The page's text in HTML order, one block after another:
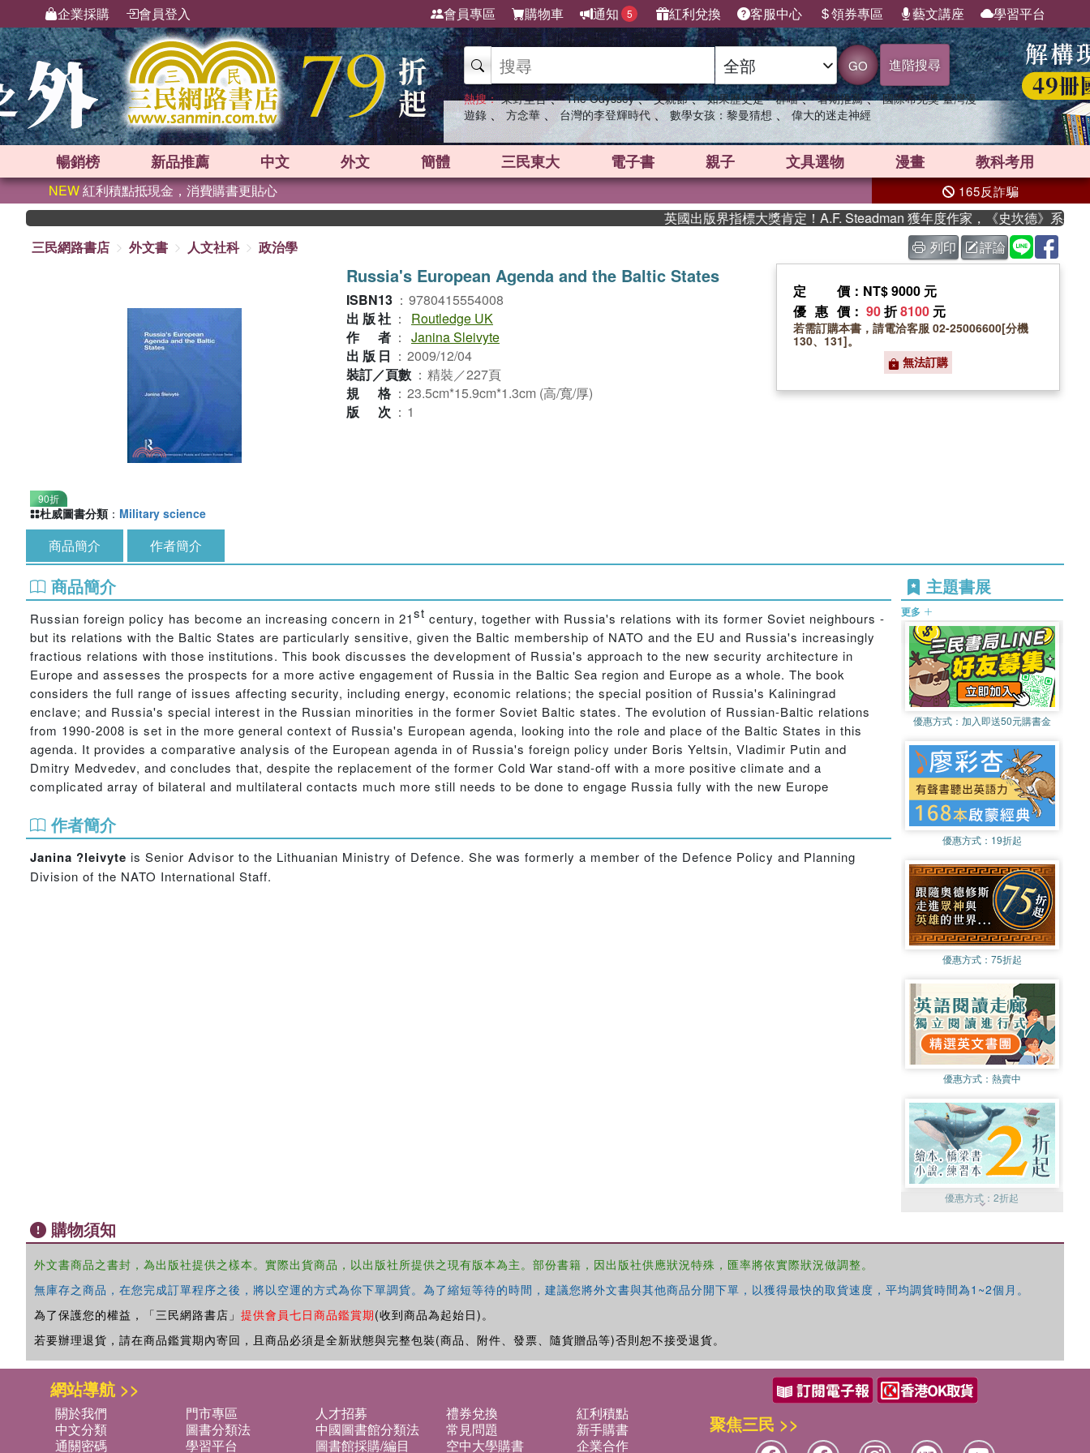
企業採購 會員登入 會員專區 購物車 通知 5 紅利兌換 客服中心 領券專區 藝文講座 學習平台
GO 進階搜尋
熱搜： 東野圭吾 、 The Odyssey 、 父親節 、 如果歷史是一群喵 、 暑期推薦 、 國際布克獎 臺灣漫
遊錄 、 方念華 、 台灣的李登輝時代 、 數學女孩：黎曼猜想 、 偉大的迷走神經
暢銷榜 新品推薦 中文 外文 簡體 三民東大 電子書 親子 文具選物 漫畫 教科考用
NEW紅利積點抵現金，消費購書更貼心 165反詐騙
英國出版界指標大獎肯定！A.F. Steadman 獲年度作家，《史坎德》系列帶你踏
三民網路書店
外文書 人文社科 政治學 列印 評論
90折
Russia's European Agenda and the Baltic States
ISBN13 ： 9780415554008
出版社 ：
Routledge UK
作者 ： Janina Sleivyte
出版日 ： 2009/12/04
裝訂／頁數 ： 精裝／227頁
規格 ： 23.5cm*15.9cm*1.3cm (高/寬/厚)
版次 ： 1
定價 ：NT$ 9000 元
優惠價 ： 90折8100 元
若需訂購本書，請電洽客服 02-25006600[分機
130、131]。
無法訂購
杜威圖書分類 ： Military science
商品簡介 作者簡介
商品簡介
Russian foreign policy has become an increasing concern in 21st century, together with Russia's relations with its former Soviet neighbours -
but its relations with the Baltic States are particularly sensitive, given the Baltic membership of NATO and the EU and Russia's increasingly
fractious relations with those institutions. This book discusses the development of Russia's approach to the new security architecture in
Europe and assesses the prospects for a more active engagement of Russia in the Baltic Sea region and Europe as a whole. The book
considers the full range of issues affecting security, including energy, economic relations; the special position of Russia's Kaliningrad
enclave; and Russia's special interest in the Russian minorities in the former Soviet Baltic states. The evolution of Russian-Baltic relations
from 1990-2008 is set in the more general context of Russia's European agenda, looking into the role and place of the Baltic States in this
agenda. It provides a comparative analysis of the European agenda in of Russia's foreign policy under Boris Yeltsin, Vladimir Putin and
Dmitry Medvedev, and concludes that, despite the replacement of the former Cold War stand-off with a more positive climate and a
complicated array of bilateral and multilateral contacts much more still needs to be done to engage Russia fully with the new Europe
作者簡介
Janina ?leivyte is Senior Advisor to the Lithuanian Ministry of Defence. She was formerly a member of the Defence Policy and Planning
Division of the NATO International Staff.
主題書展
更多
優惠方式： 加入即送50元購書金
優惠方式： 19折起
優惠方式： 75折起
優惠方式： 熱賣中
優惠方式：2折起
購物須知
外文書商品之書封，為出版社提供之樣本。實際出貨商品，以出版社所提供之現有版本為主。部份書籍，因出版社供應狀況特殊，匯率將依實際狀況做調整。
無庫存之商品，在您完成訂單程序之後，將以空運的方式為你下單調貨。為了縮短等待的時間，建議您將外文書與其他商品分開下單，以獲得最快的取貨速度，平均調貨時間為1~2個月。
為了保護您的權益，「三民網路書店」 提供會員七日商品鑑賞期(收到商品為起始日)。
若要辦理退貨，請在商品鑑賞期內寄回，且商品必須是全新狀態與完整包裝(商品、附件、發票、隨貨贈品等)否則恕不接受退貨。
網站導航 >>
關於我們 門市專區 人才招募 禮券兌換
紅利積點
中文分類
圖書分類法 中國圖書館分類法 常見問題
新手購書
通關密碼
學習平台 圖書館採購/編目 空中大學購書
企業合作
聚焦三民 >>